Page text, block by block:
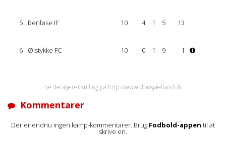
5 Benløse IF 10 4 1 5 13
6 Ølstykke FC 10 0 1 9 1
Se detaljeret stilling på http://www.dbusjaelland.dk
Kommentarer
Der er endnu ingen kamp-kommentarer. Brug Fodbold-appen til at
skrive en.